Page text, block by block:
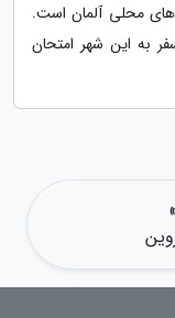
محلی آلمان است.
به این شهر امتحان
»